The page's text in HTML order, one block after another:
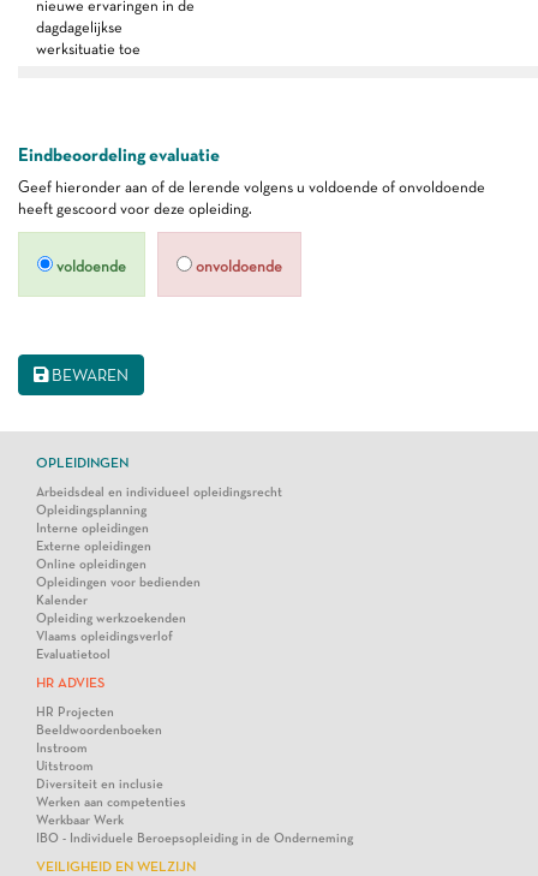
nieuwe ervaringen in de
dagdagelijkse
werksituatie toe
Eindbeoordeling evaluatie
Geef hieronder aan of de lerende volgens u voldoende of onvoldoende
heeft gescoord voor deze opleiding.
voldoende onvoldoende
BEWAREN
OPLEIDINGEN
Arbeidsdeal en individueel opleidingsrecht
Opleidingsplanning
Interne opleidingen
Externe opleidingen
Online opleidingen
Opleidingen voor bedienden
Kalender
Opleiding werkzoekenden
Vlaams opleidingsverlof
Evaluatietool
HR ADVIES
HR Projecten
Beeldwoordenboeken
Instroom
Uitstroom
Diversiteit en inclusie
Werken aan competenties
Werkbaar Werk
IBO - Individuele Beroepsopleiding in de Onderneming
VEILIGHEID EN WELZIJN